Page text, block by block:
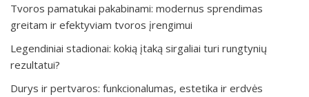
Tvoros pamatukai pakabinami: modernus sprendimas
greitam ir efektyviam tvoros įrengimui
Legendiniai stadionai: kokią įtaką sirgaliai turi rungtynių
rezultatui?
Durys ir pertvaros: funkcionalumas, estetika ir erdvės